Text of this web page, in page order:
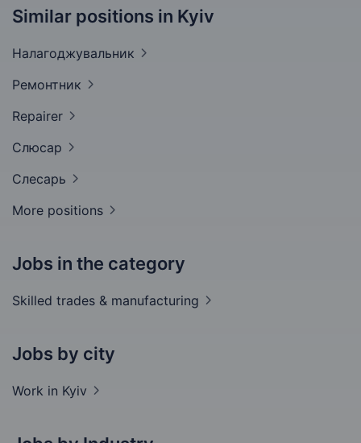
Similar positions in Kyiv
Налагоджувальник
Ремонтник
Repairer
Слюсар
Слесарь
More positions
Jobs in the category
Skilled trades & manufacturing
Jobs by city
Work in Kyiv